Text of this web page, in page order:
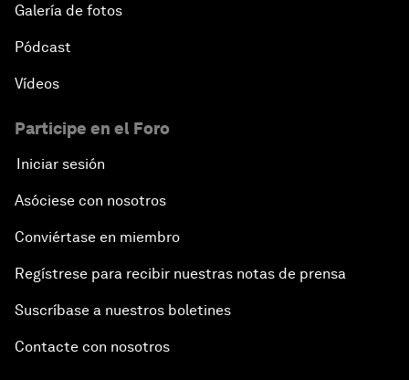
Galería de fotos
Pódcast
Vídeos
Participe en el Foro
Iniciar sesión
Asóciese con nosotros
Conviértase en miembro
Regístrese para recibir nuestras notas de prensa
Suscríbase a nuestros boletines
Contacte con nosotros